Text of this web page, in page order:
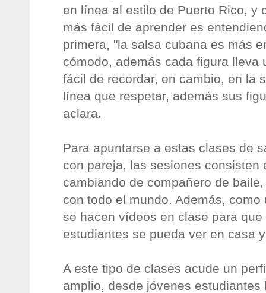
en línea al estilo de Puerto Rico, y
más fácil de aprender es
primera, "la salsa cubana es más
cómodo, además cada figura lleva
fácil de recordar, en cambio, en la
línea que respetar, además sus
aclara.
Para apuntarse a estas clases de
con pareja, las sesiones consisten
cambiando de compañero de
con todo el mundo. Además,
se hacen vídeos en clase para
estudiantes se pueda ver en casa
A este tipo de clases acude un
amplio, desde jóvenes estudiantes